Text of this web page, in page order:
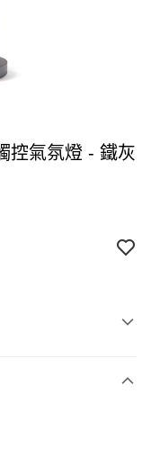
控氣氛燈 - 鐵灰